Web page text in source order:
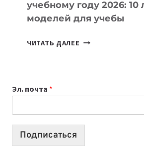
учебному году 2026: 10
моделей для учебы
ЧИТАТЬ ДАЛЕЕ КАКОЙ
2026:
10
Эл. почта *
Подписаться